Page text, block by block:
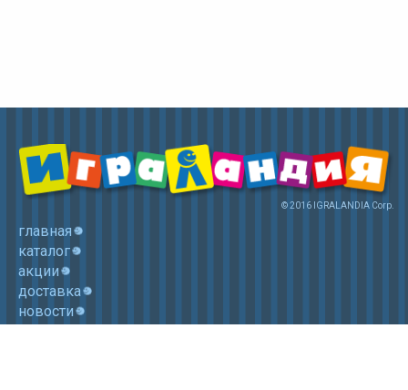
© 2016 IGRALANDIA Corp.
главная
каталог
акции
доставка
новости